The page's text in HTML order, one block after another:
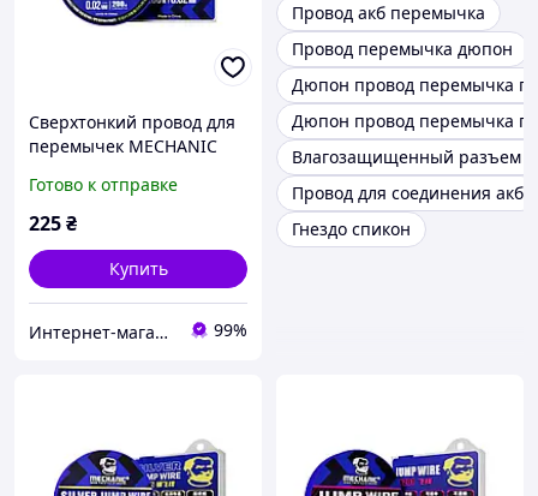
Сверхтонкий провод для
перемычек MECHANIC
изолированный
Готово к отправке
225₴
Купить
Интернет-магазин "RADIOMIR" 99%
Провод акб перемычка
Провод перемычка дюпон
Дюпон провод перемычка
Дюпон провод перемычка
Влагозащищенный разъем 2
Провод для соединения акб
Гнездо спикон